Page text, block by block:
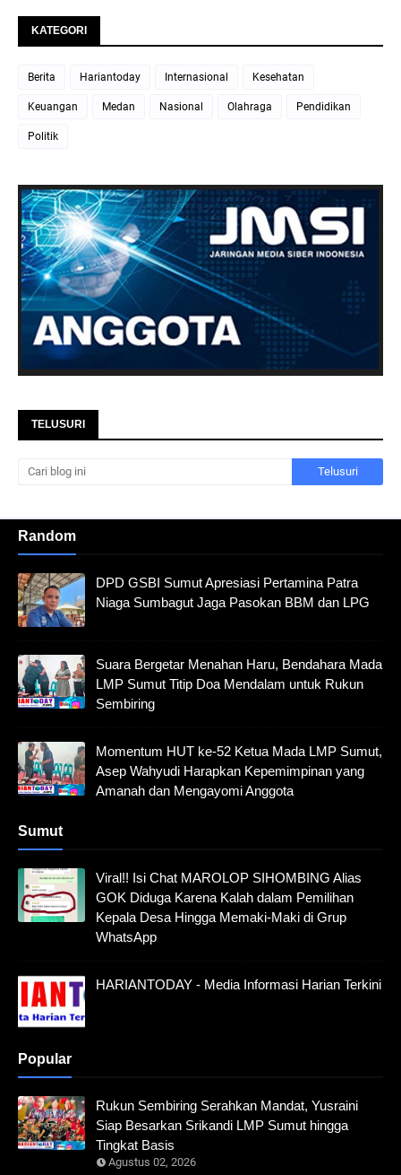
KATEGORI
Berita Hariantoday Internasional Kesehatan
Keuangan Medan Nasional Olahraga Pendidikan
Politik
TELUSURI
Random
DPD GSBI Sumut Apresiasi Pertamina Patra
Niaga Sumbagut Jaga Pasokan BBM dan LPG
Suara Bergetar Menahan Haru, Bendahara Mada
LMP Sumut Titip Doa Mendalam untuk Rukun
Sembiring
Momentum HUT ke-52 Ketua Mada LMP Sumut,
Asep Wahyudi Harapkan Kepemimpinan yang
Amanah dan Mengayomi Anggota
Sumut
Viral!! Isi Chat MAROLOP SIHOMBING Alias
GOK Diduga Karena Kalah dalam Pemilihan
Kepala Desa Hingga Memaki-Maki di Grup
WhatsApp
HARIANTODAY - Media Informasi Harian Terkini
Popular
Rukun Sembiring Serahkan Mandat, Yusraini
Siap Besarkan Srikandi LMP Sumut hingga
Tingkat Basis
Agustus 02, 2026